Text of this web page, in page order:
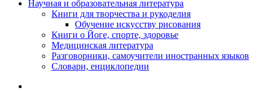
Научная и образовательная литература
Книги для творчества и рукоделия
Обучение искусству рисования
Книги о Йоге, спорте, здоровье
Медицинская литература
Разговорники, самоучители иностранных языков
Словари, енциклопедии